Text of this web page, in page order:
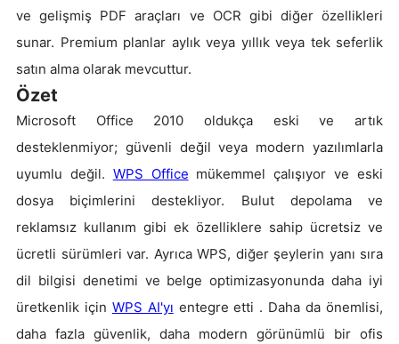
ve gelişmiş PDF araçları ve OCR gibi diğer özellikleri
sunar. Premium planlar aylık veya yıllık veya tek seferlik
satın alma olarak mevcuttur.
Özet
Microsoft Office 2010 oldukça eski ve artık
desteklenmiyor; güvenli değil veya modern yazılımlarla
uyumlu değil. WPS Office mükemmel çalışıyor ve eski
dosya biçimlerini destekliyor. Bulut depolama ve
reklamsız kullanım gibi ek özelliklere sahip ücretsiz ve
ücretli sürümleri var. Ayrıca WPS, diğer şeylerin yanı sıra
dil bilgisi denetimi ve belge optimizasyonunda daha iyi
üretkenlik için WPS AI'yı entegre etti . Daha da önemlisi,
daha fazla güvenlik, daha modern görünümlü bir ofis